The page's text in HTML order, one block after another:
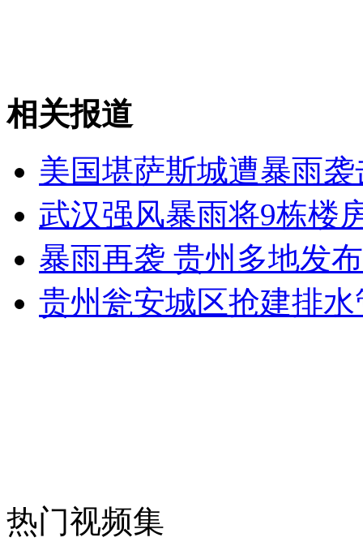
吉林一禽业公司厂房爆炸事故已致61人死亡
山西运城恶犬咬伤多人 警民合力深夜将其击毙
女孩北京地铁殴打老人 痛下狠手拳打脚踢
无痛分娩是否安全 医生回应
相关报道
美国堪萨斯城遭暴雨
武汉强风暴雨将9栋楼
暴雨再袭 贵州多地发
贵州瓮安城区抢建排
热门视频集